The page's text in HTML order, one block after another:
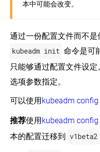
本中可能会改变。
通过一份配置文件而不
kubeadm init 命令是可
只能够通过配置文件设
选项参数指定。
可以使用kubeadm
推荐使用kubeadm
本的配置迁移到 v1beta2